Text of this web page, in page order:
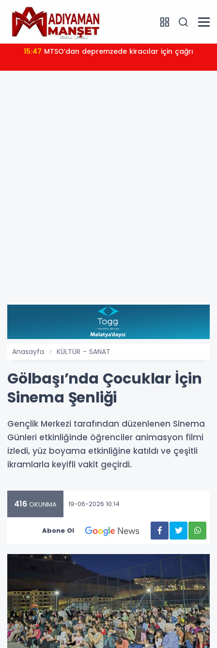
15:47 MTSO’dan depremzede kiracılar için çağrı
Anasayfa KÜLTÜR - SANAT
Gölbaşı’nda Çocuklar İçin
Sinema Şenliği
Gençlik Merkezi tarafından düzenlenen Sinema
Günleri etkinliğinde öğrenciler animasyon filmi
izledi, yüz boyama etkinliğine katıldı ve çeşitli
ikramlarla keyifli vakit geçirdi.
416 OKUNMA 19-06-2026 10:14
Abone Ol